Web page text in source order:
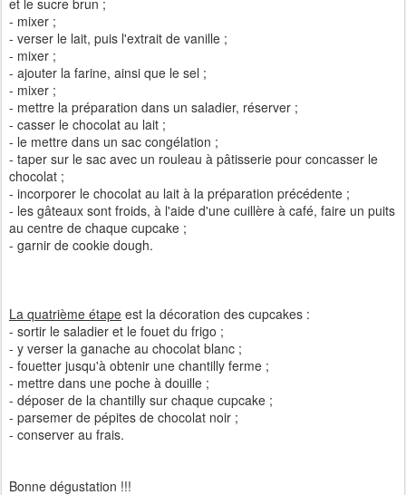
et le sucre brun ;
- mixer ;
- verser le lait, puis l'extrait de vanille ;
- mixer ;
- ajouter la farine, ainsi que le sel ;
- mixer ;
- mettre la préparation dans un saladier, réserver ;
- casser le chocolat au lait ;
- le mettre dans un sac congélation ;
- taper sur le sac avec un rouleau à pâtisserie pour concasser le
chocolat ;
- incorporer le chocolat au lait à la préparation précédente ;
- les gâteaux sont froids, à l'aide d'une cuillère à café, faire un puits
au centre de chaque cupcake ;
- garnir de cookie dough.
La quatrième étape est la décoration des cupcakes :
- sortir le saladier et le fouet du frigo ;
- y verser la ganache au chocolat blanc ;
- fouetter jusqu'à obtenir une chantilly ferme ;
- mettre dans une poche à douille ;
- déposer de la chantilly sur chaque cupcake ;
- parsemer de pépites de chocolat noir ;
- conserver au frais.
Bonne dégustation !!!